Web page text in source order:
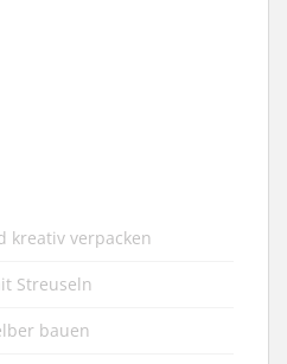
kreativ verpacken
Streuseln
bauen